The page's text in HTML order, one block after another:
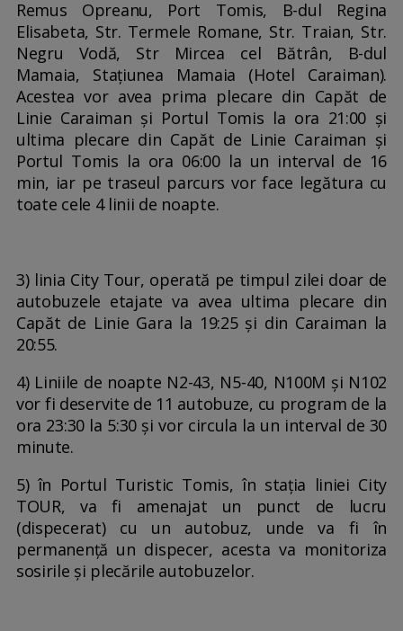
Remus Opreanu, Port Tomis, B-dul Regina
Elisabeta, Str. Termele Romane, Str. Traian, Str.
Negru Vodă, Str Mircea cel Bătrân, B-dul
Mamaia, Stațiunea Mamaia (Hotel Caraiman).
Acestea vor avea prima plecare din Capăt de
Linie Caraiman și Portul Tomis la ora 21:00 și
ultima plecare din Capăt de Linie Caraiman și
Portul Tomis la ora 06:00 la un interval de 16
min, iar pe traseul parcurs vor face legătura cu
toate cele 4 linii de noapte.
3) linia City Tour, operată pe timpul zilei doar de
autobuzele etajate va avea ultima plecare din
Capăt de Linie Gara la 19:25 și din Caraiman la
20:55.
4) Liniile de noapte N2-43, N5-40, N100M și N102
vor fi deservite de 11 autobuze, cu program de la
ora 23:30 la 5:30 și vor circula la un interval de 30
minute.
5) în Portul Turistic Tomis, în stația liniei City
TOUR, va fi amenajat un punct de lucru
(dispecerat) cu un autobuz, unde va fi în
permanență un dispecer, acesta va monitoriza
sosirile și plecările autobuzelor.